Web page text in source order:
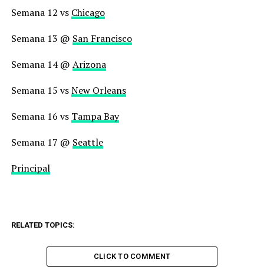
Semana 12 vs Chicago
Semana 13 @ San Francisco
Semana 14 @ Arizona
Semana 15 vsNew Orleans
Semana 16 vs Tampa Bay
Semana 17 @ Seattle
Principal
RELATED TOPICS:
CLICK TO COMMENT